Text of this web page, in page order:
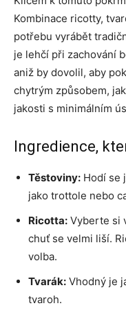
Kombinace ricotty,
potřebu vyrábět
je lehčí při zachování
aniž by dovolil, aby
chytrým způsobem,
jakosti s minimálním
Ingredience,
Těstoviny: Hodí se
jako trottole nebo
Ricotta: Vyberte si
chuť se velmi liší.
volba.
Tvarák: Vhodný je
tvaroh.